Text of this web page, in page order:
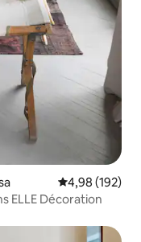
Évaluation
4,98 (192)
ELLE Décoration